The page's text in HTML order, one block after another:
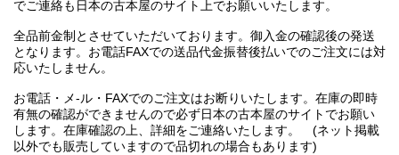
でご連絡も日本の古本屋のサイト上でお願いいたします。
全品前金制とさせていただいております。御入金の確認後の発送
となります。お電話FAXでの送品代金振替後払いでのご注文には対
応いたしません。
お電話・メ-ル・FAXでのご注文はお断りいたします。在庫の即時
有無の確認ができませんので必ず日本の古本屋のサイトでお願い
します。在庫確認の上、詳細をご連絡いたします。 (ネット掲載
以外でも販売していますので品切れの場合もあります)